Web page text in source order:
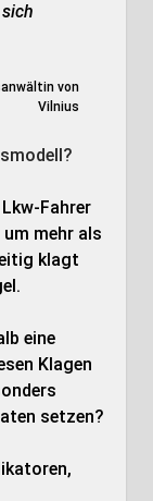
von
Vilnius
Fahrer
mehr als
klagt
eine
Klagen
setzen?